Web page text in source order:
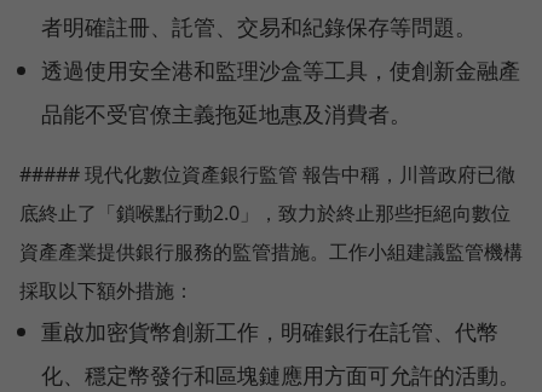
者明確註冊、託管、交易和紀錄保存等問題。
透過使用安全港和監理沙盒等工具，使創新金融產
品能不受官僚主義拖延地惠及消費者。
##### 現代化數位資產銀行監管 報告中稱，川普政府已徹
底終止了「鎖喉點行動2.0」，致力於終止那些拒絕向數位
資產產業提供銀行服務的監管措施。工作小組建議監管機構
採取以下額外措施：
重啟加密貨幣創新工作，明確銀行在託管、代幣
化、穩定幣發行和區塊鏈應用方面可允許的活動。